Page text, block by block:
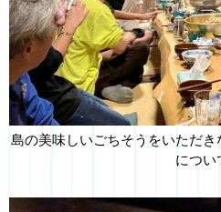
島の美味しいごちそうをいただ
につい